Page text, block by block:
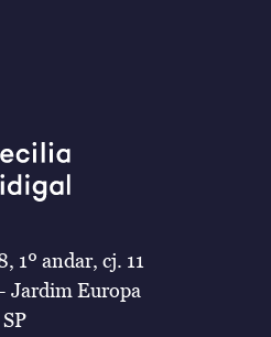
1º andar, cj. 11
Jardim Europa